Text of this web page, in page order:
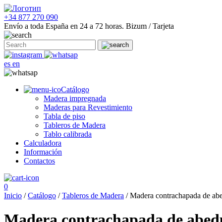
+34 877 270 090
Envío a toda España en 24 a 72 horas. Bizum / Tarjeta
es en
Catálogo
Madera impregnada
Maderas para Revestimiento
Tabla de piso
Tableros de Madera
Tablo calibrada
Calculadora
Información
Contactos
0
Inicio /Catálogo /Tableros de Madera / Madera contrachapada de